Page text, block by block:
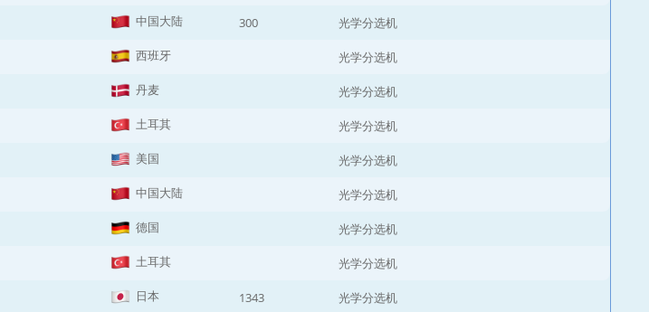
中国大陆 300 光学分选机
西班牙 光学分选机
丹麦 光学分选机
土耳其 光学分选机
美国 光学分选机
中国大陆 光学分选机
德国 光学分选机
土耳其 光学分选机
日本 1343 光学分选机